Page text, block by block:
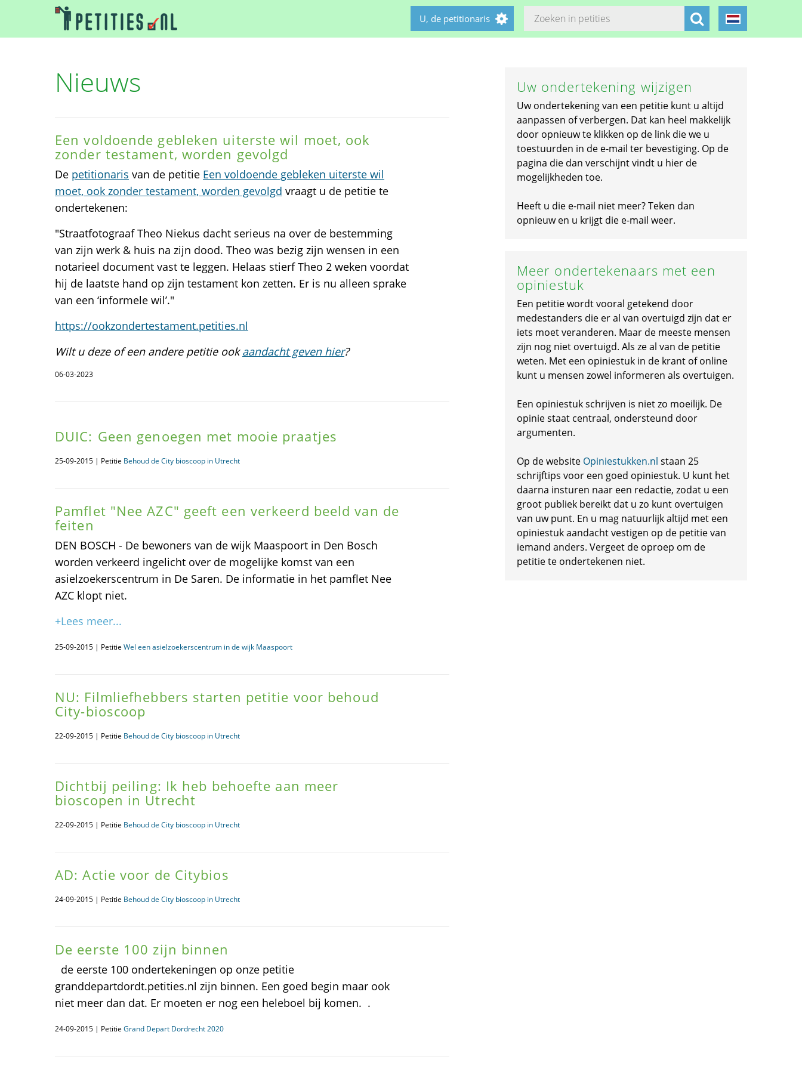
U, de petitionaris
Nieuws
Een voldoende gebleken uiterste wil moet, ook
zonder testament, worden gevolgd
De petitionaris van de petitie Een voldoende gebleken uiterste wil
moet, ook zonder testament, worden gevolgd vraagt u de petitie te
ondertekenen:
"Straatfotograaf Theo Niekus dacht serieus na over de bestemming
van zijn werk & huis na zijn dood. Theo was bezig zijn wensen in een
notarieel document vast te leggen. Helaas stierf Theo 2 weken voordat
hij de laatste hand op zijn testament kon zetten. Er is nu alleen sprake
van een ‘informele wil’."
https://ookzondertestament.petities.nl
Wilt u deze of een andere petitie ookaandacht geven hier?
06-03-2023
DUIC: Geen genoegen met mooie praatjes
25-09-2015 | Petitie Behoud de City bioscoop in Utrecht
Pamflet "Nee AZC" geeft een verkeerd beeld van de
feiten
DEN BOSCH - De bewoners van de wijk Maaspoort in Den Bosch
worden verkeerd ingelicht over de mogelijke komst van een
asielzoekerscentrum in De Saren. De informatie in het pamflet Nee
AZC klopt niet.
+Lees meer...
25-09-2015 | Petitie Wel een asielzoekerscentrum in de wijk Maaspoort
NU: Filmliefhebbers starten petitie voor behoud
City-bioscoop
22-09-2015 | Petitie Behoud de City bioscoop in Utrecht
Dichtbij peiling: Ik heb behoefte aan meer
bioscopen in Utrecht
22-09-2015 | Petitie Behoud de City bioscoop in Utrecht
AD: Actie voor de Citybios
24-09-2015 | Petitie Behoud de City bioscoop in Utrecht
De eerste 100 zijn binnen
de eerste 100 ondertekeningen op onze petitie
granddepartdordt.petities.nl zijn binnen. Een goed begin maar ook
niet meer dan dat. Er moeten er nog een heleboel bij komen. .
24-09-2015 | Petitie Grand Depart Dordrecht 2020
Uw ondertekening wijzigen
Uw ondertekening van een petitie kunt u altijd
aanpassen of verbergen. Dat kan heel makkelijk
door opnieuw te klikken op de link die we u
toestuurden in de e-mail ter bevestiging. Op de
pagina die dan verschijnt vindt u hier de
mogelijkheden toe.
Heeft u die e-mail niet meer? Teken dan
opnieuw en u krijgt die e-mail weer.
Meer ondertekenaars met een
opiniestuk
Een petitie wordt vooral getekend door
medestanders die er al van overtuigd zijn dat er
iets moet veranderen. Maar de meeste mensen
zijn nog niet overtuigd. Als ze al van de petitie
weten. Met een opiniestuk in de krant of online
kunt u mensen zowel informeren als overtuigen.
Een opiniestuk schrijven is niet zo moeilijk. De
opinie staat centraal, ondersteund door
argumenten.
Op de website Opiniestukken.nl staan 25
schrijftips voor een goed opiniestuk. U kunt het
daarna insturen naar een redactie, zodat u een
groot publiek bereikt dat u zo kunt overtuigen
van uw punt. En u mag natuurlijk altijd met een
opiniestuk aandacht vestigen op de petitie van
iemand anders. Vergeet de oproep om de
petitie te ondertekenen niet.